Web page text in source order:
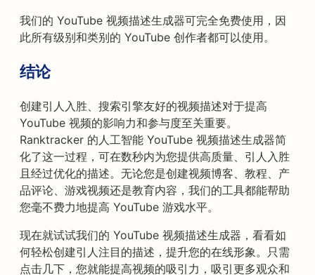
我们的 YouTube 视频描述生成器可完全免费使用，因
此所有级别和类别的 YouTube 创作者都可以使用。
结论
创建引人入胜、搜索引擎友好的视频描述对于提高
YouTube 视频的影响力和参与度至关重要。
Ranktracker 的人工智能 YouTube 视频描述生成器简
化了这一过程，可在数秒内为您提供高质量、引人入胜
且经过优化的描述。无论您是创建视频博客、教程、产
品评论、游戏视频还是教育内容，我们的工具都能帮助
您毫不费力地提高 YouTube 游戏水平。
现在就试试我们的 YouTube 视频描述生成器，看看如
何轻松创建引人注目的描述，提升您的在线形象。只需
点击几下，您就能提高视频的吸引力，吸引更多观众和